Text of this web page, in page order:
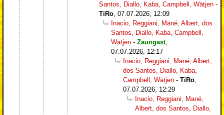
Santos, Diallo, Kaba, Campbell, Wätjen -
TiRo 07.07.2026, 12:09
Inacio, Reggiani, Mané, Albert, dos
Santos, Diallo, Kaba, Campbell,
Wätjen - Zaungast,
07.07.2026, 12:17
Inacio, Reggiani, Mané, Albert,
dos Santos, Diallo, Kaba,
Campbell, Wätjen - TiRo
07.07.2026, 12:29
Inacio, Reggiani, Mané,
Albert, dos Santos, Diallo,